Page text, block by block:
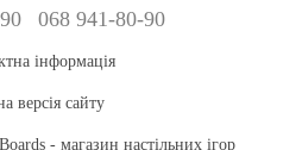
068 941-80-90
інформація
версія сайту
- магазин настільних ігор